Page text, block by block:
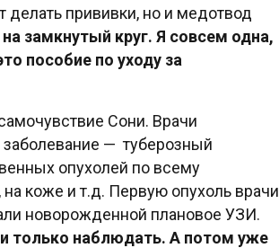
прививки, но и медотвод
замкнутый круг. Я совсем одна,
пособие по уходу за
Сони. Врачи
заболевание — туберозный
опухолей по всему
на коже и т.д. Первую опухоль врачи
новорожденной плановое УЗИ.
только наблюдать. А потом уже